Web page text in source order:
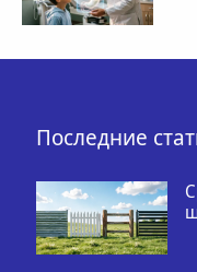
Последние